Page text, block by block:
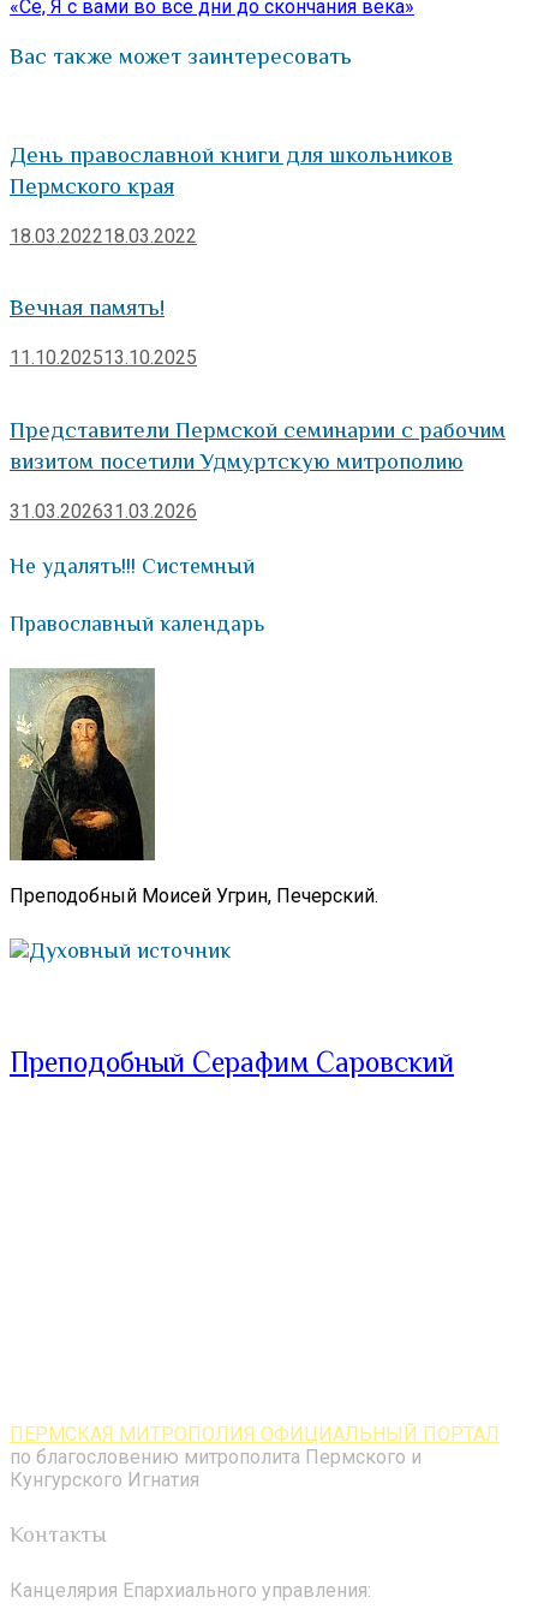
запись:
«Се, Я с вами во все дни до скончания века»
Вас также может заинтересовать
День православной книги для школьников
Пермского края
18.03.202218.03.2022
Вечная память!
11.10.202513.10.2025
Представители Пермской семинарии с рабочим
визитом посетили Удмуртскую митрополию
31.03.202631.03.2026
Не удалять!!! Системный
Православный календарь
Преподобный Моисей Угрин, Печерский.
Духовный источник
Преподобный Серафим Саровский
ПЕРМСКАЯ МИТРОПОЛИЯ ОФИЦИАЛЬНЫЙ ПОРТАЛ
по благословению митрополита Пермского и
Кунгурского Игнатия
Контакты
Канцелярия Епархиального управления: